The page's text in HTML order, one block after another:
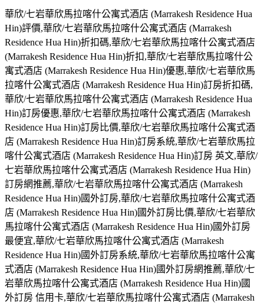
華欣/七岩華欣馬拉喀什公寓式酒店 (Marrakesh Residence Hua
Hin)評價,華欣/七岩華欣馬拉喀什公寓式酒店 (Marrakesh
Residence Hua Hin)折扣碼,華欣/七岩華欣馬拉喀什公寓式酒店
(Marrakesh Residence Hua Hin)折扣,華欣/七岩華欣馬拉喀什公
寓式酒店 (Marrakesh Residence Hua Hin)優惠,華欣/七岩華欣馬
拉喀什公寓式酒店 (Marrakesh Residence Hua Hin)訂房折扣碼,
華欣/七岩華欣馬拉喀什公寓式酒店 (Marrakesh Residence Hua
Hin)訂房優惠,華欣/七岩華欣馬拉喀什公寓式酒店 (Marrakesh
Residence Hua Hin)訂房比價,華欣/七岩華欣馬拉喀什公寓式酒
店 (Marrakesh Residence Hua Hin)訂房系統,華欣/七岩華欣馬拉
喀什公寓式酒店 (Marrakesh Residence Hua Hin)訂房 英文,華欣/
七岩華欣馬拉喀什公寓式酒店 (Marrakesh Residence Hua Hin)
訂房網推薦,華欣/七岩華欣馬拉喀什公寓式酒店 (Marrakesh
Residence Hua Hin)國外訂房,華欣/七岩華欣馬拉喀什公寓式酒
店 (Marrakesh Residence Hua Hin)國外訂房比價,華欣/七岩華欣
馬拉喀什公寓式酒店 (Marrakesh Residence Hua Hin)國外訂房
最便宜,華欣/七岩華欣馬拉喀什公寓式酒店 (Marrakesh
Residence Hua Hin)國外訂房系統,華欣/七岩華欣馬拉喀什公寓
式酒店 (Marrakesh Residence Hua Hin)國外訂房網推薦,華欣/七
岩華欣馬拉喀什公寓式酒店 (Marrakesh Residence Hua Hin)國
外訂房 信用卡,華欣/七岩華欣馬拉喀什公寓式酒店 (Marrakesh